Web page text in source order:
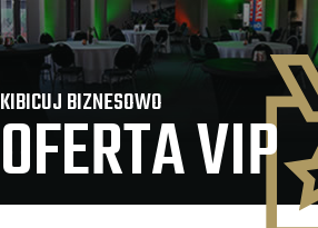
KIBICUJ BIZNESOWO
OFERTA VIP